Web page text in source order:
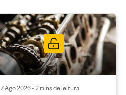
7 Ago 2026 • 2 mins de leitura